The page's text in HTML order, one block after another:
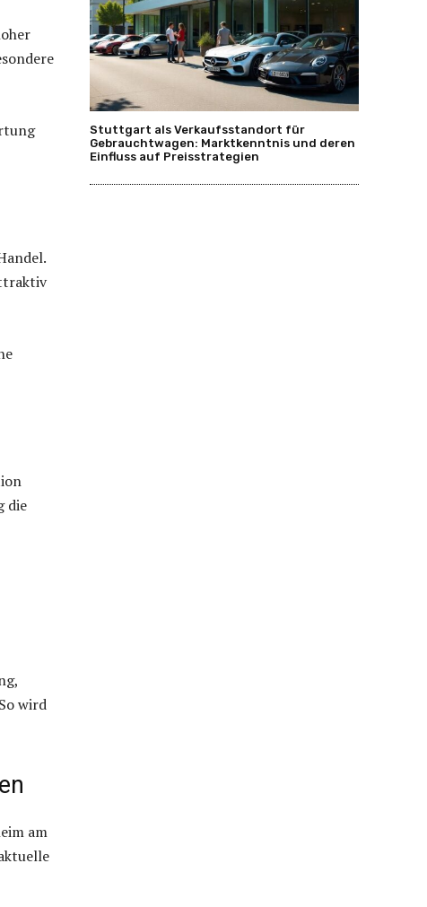
die
wird
am
Stuttgart als Verkaufsstandort für
Gebrauchtwagen: Marktkenntnis und deren
Einfluss auf Preisstrategien